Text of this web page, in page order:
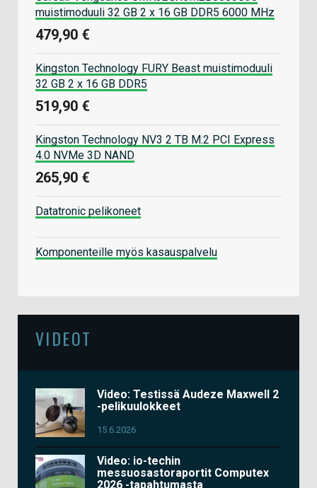
muistimoduuli 32 GB 2 x 16 GB DDR5 6000 MHz
479,90 €
Kingston Technology FURY Beast muistimoduuli
32 GB 2 x 16 GB DDR5
519,90 €
Kingston Technology NV3 2 TB M.2 PCI Express
4.0 NVMe 3D NAND
265,90 €
Datatronic pelikoneet
Komponenteille myös kasauspalvelu
VIDEOT
Video: Testissä Audeze Maxwell 2
-pelikuulokkeet
15.6.2026
Video: io-techin
messuosastoraportit Computex
2026 -tapahtumasta